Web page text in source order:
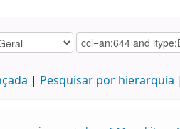
Pesquisar por hierarquia